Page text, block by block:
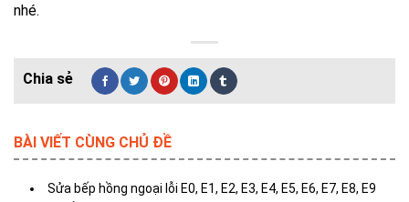
nhé.
BÀI VIẾT CÙNG CHỦ ĐỀ
Sửa bếp hồng ngoại lỗi E0, E1, E2, E3, E4, E5, E6, E7, E8, E9